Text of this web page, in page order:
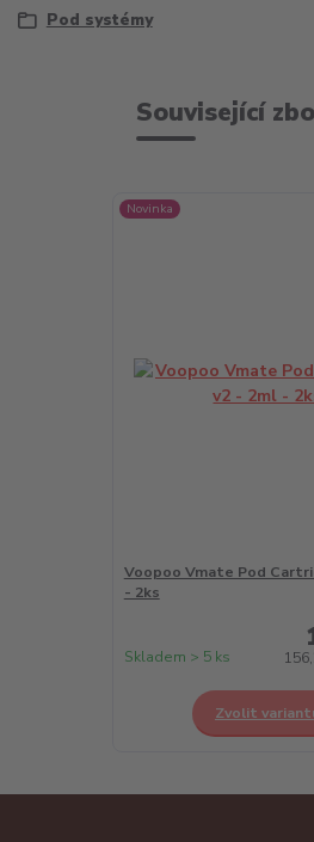
Pod systémy
Související
Novinka
Voopoo Vmate Pod
- 2ks
Skladem > 5 ks
Zvolit